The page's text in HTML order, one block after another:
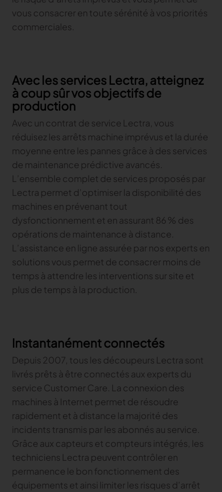
vous consacrer en toute sérénité à vos priorités
commerciales.
Avec les services Lectra, atteignez
à coup sûr vos objectifs de
production
Avec un contrat de service Lectra, vous
réduisez les arrêts machine imprévus et la durée
moyenne entre les pannes grâce à des services
de maintenance prédictive avancés.
L’ensemble complet de services proposés par
Lectra permet d’optimiser la disponibilité des
machines en prévenant tout
dysfonctionnement et en assurant 86 % des
opérations de maintenance à distance.
L’assistance en ligne assurée par nos experts en
solutions vous permet de consacrer moins de
temps à attendre les interventions sur site et
plus de temps à la production.
Instantanément connectés
Depuis 2007, tous les découpeurs Lectra sont
livrés prêts à être connectés aux experts du
service Customer Care. La connexion des
machines à Internet permet de résoudre
rapidement et à distance la majorité des
incidents transmis par les abonnés au service.
Grâce aux capteurs et compteurs intégrés, les
techniciens Lectra peuvent contrôler en
permanence le bon fonctionnement des
équipements et ainsi limiter les risques d’arrêt